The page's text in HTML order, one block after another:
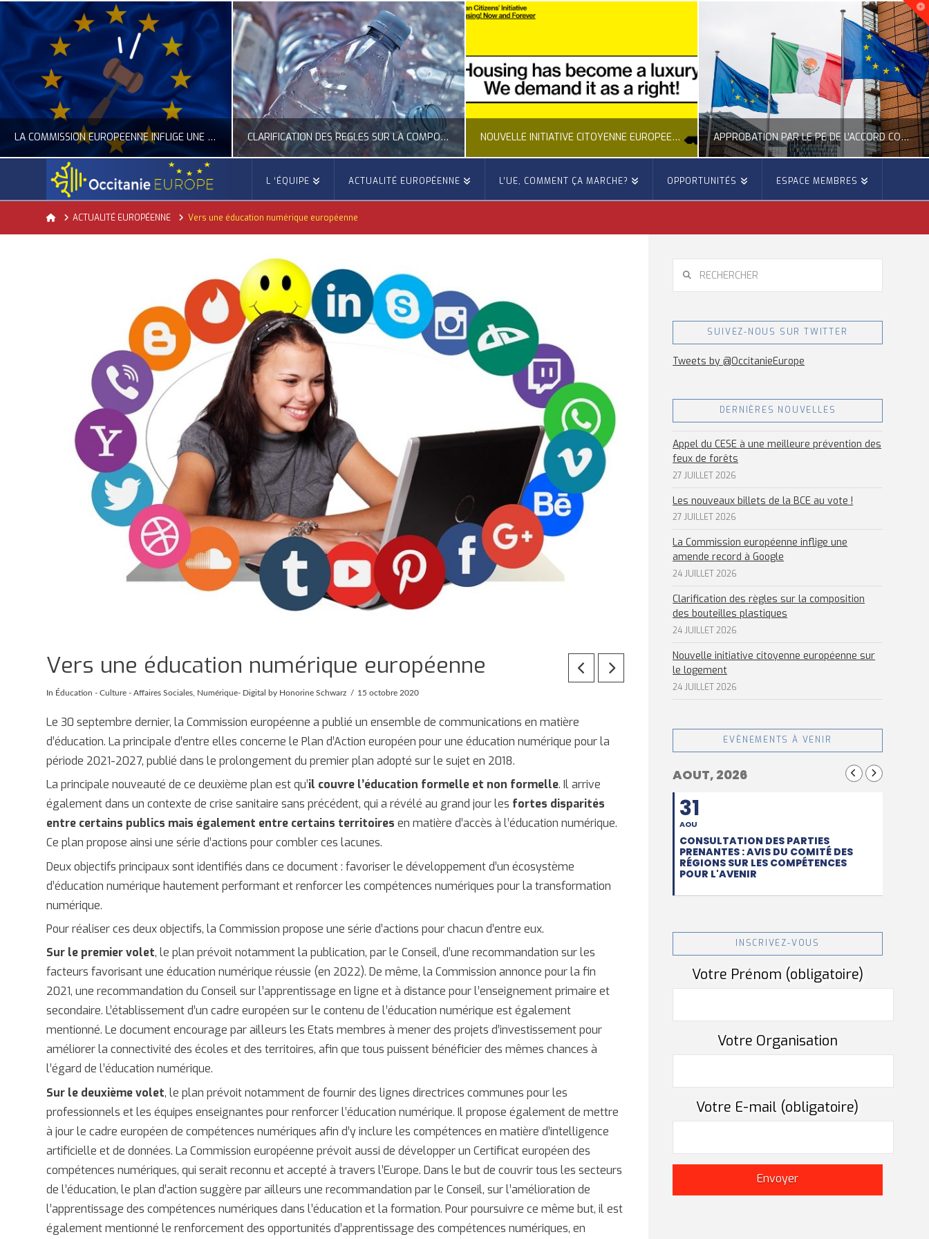
LA COMMISSION EUROPÉENNE INFLIGE UNE AMENDE RECORD À GOOGLE
ACTUALITÉ DE L'UNION EUROPÉENNE, ACTUALITÉ DE LA REPRÉSENTATION D’OCCITANIE EUROPE, NUMÉRIQUE- DIGITAL
CLARIFICATION DES RÈGLES SUR LA COMPOSITION DES BOUTEILLES PLASTIQUES
ACTUALITÉ DE L'UNION EUROPÉENNE, ACTUALITÉ DE LA REPRÉSENTATION D’OCCITANIE EUROPE, ECONOMIE CIRCULAIRE, ÉNERGIE - ENVIRONNEMENT - CLIMAT
NOUVELLE INITIATIVE CITOYENNE EUROPÉENNE SUR LE LOGEMENT
ACTUALITÉ DE L'UNION EUROPÉENNE, ACTUALITÉ DE LA REPRÉSENTATION D’OCCITANIE EUROPE, CITOYENNETÉ, LOGEMENT
APPROBATION PAR LE PE DE L’ACCORD COMMERCIAL ENTRE L’UE ET LE MEXIQUE
ACTION EXTÉRIEURE, ACTUALITÉ DE L'UNION EUROPÉENNE
JUILLET 22, 2026
L ‘ÉQUIPE ACTUALITÉ EUROPÉENNE L’UE, COMMENT ÇA MARCHE? OPPORTUNITÉS ESPACE MEMBRES
HomeACTUALITÉ EUROPÉENNE Vers une éducation numérique européenne
Vers une éducation numérique européenne
In Éducation - Culture - Affaires Sociales Numérique- Digital by Honorine Schwarz 15 octobre 2020
Le 30 septembre dernier, la Commission européenne a publié un ensemble de communications en matière
d’éducation. La principale d’entre elles concerne le Plan d’Action européen pour une éducation numérique pour la
période 2021-2027, publié dans le prolongement du premier plan adopté sur le sujet en 2018.
La principale nouveauté de ce deuxième plan est qu’il couvre l’éducation formelle et non formelle. Il arrive
également dans un contexte de crise sanitaire sans précédent, qui a révélé au grand jour les fortes disparités
entre certains publics mais également entre certains territoires en matière d’accès à l’éducation numérique.
Ce plan propose ainsi une série d’actions pour combler ces lacunes.
Deux objectifs principaux sont identifiés dans ce document : favoriser le développement d’un écosystème
d’éducation numérique hautement performant et renforcer les compétences numériques pour la transformation
numérique.
Pour réaliser ces deux objectifs, la Commission propose une série d’actions pour chacun d’entre eux.
Sur le premier volet, le plan prévoit notamment la publication, par le Conseil, d’une recommandation sur les
facteurs favorisant une éducation numérique réussie (en 2022). De même, la Commission annonce pour la fin
2021, une recommandation du Conseil sur l’apprentissage en ligne et à distance pour l’enseignement primaire et
secondaire. L’établissement d’un cadre européen sur le contenu de l’éducation numérique est également
mentionné. Le document encourage par ailleurs les Etats membres à mener des projets d’investissement pour
améliorer la connectivité des écoles et des territoires, afin que tous puissent bénéficier des mêmes chances à
l’égard de l’éducation numérique.
Sur le deuxième volet, le plan prévoit notamment de fournir des lignes directrices communes pour les
professionnels et les équipes enseignantes pour renforcer l’éducation numérique. Il propose également de mettre
à jour le cadre européen de compétences numériques afin d’y inclure les compétences en matière d’intelligence
artificielle et de données. La Commission européenne prévoit aussi de développer un Certificat européen des
compétences numériques, qui serait reconnu et accepté à travers l’Europe. Dans le but de couvrir tous les secteurs
de l’éducation, le plan d’action suggère par ailleurs une recommandation par le Conseil, sur l’amélioration de
l’apprentissage des compétences numériques dans l’éducation et la formation. Pour poursuivre ce même but, il est
également mentionné le renforcement des opportunités d’apprentissage des compétences numériques, en
SUIVEZ-NOUS SUR TWITTER
Tweets by @OccitanieEurope
DERNIÈRES NOUVELLES
Appel du CESE à une meilleure prévention des
feux de forêts
27 JUILLET 2026
Les nouveaux billets de la BCE au vote !
27 JUILLET 2026
La Commission européenne inflige une
amende record à Google
24 JUILLET 2026
Clarification des règles sur la composition
des bouteilles plastiques
24 JUILLET 2026
Nouvelle initiative citoyenne européenne sur
le logement
24 JUILLET 2026
EVÈNEMENTS À VENIR
AOUT, 2026
31
AOU
CONSULTATION DES PARTIES
PRENANTES : AVIS DU COMITÉ DES
RÉGIONS SUR LES COMPÉTENCES
POUR L'AVENIR
INSCRIVEZ-VOUS
Votre Prénom (obligatoire)
Votre Organisation
Votre E-mail (obligatoire)